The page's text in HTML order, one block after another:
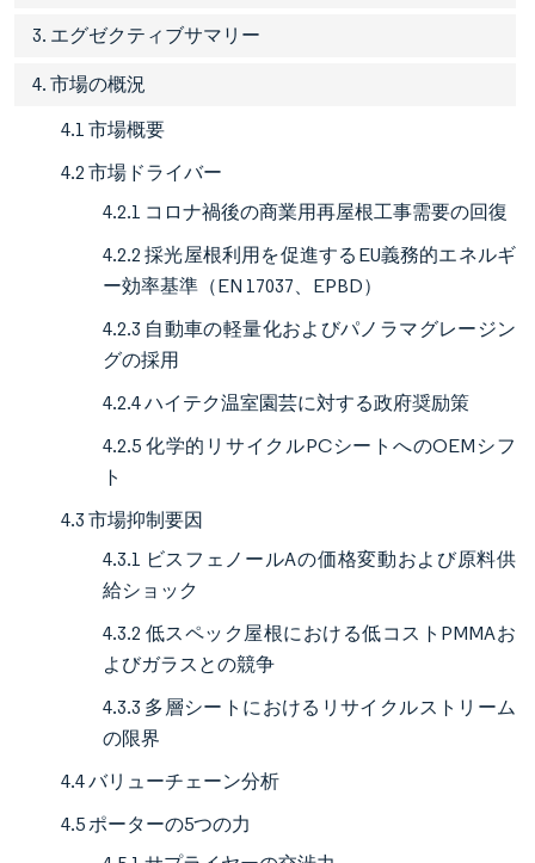
3. エグゼクティブサマリー
4. 市場の概況
4.1 市場概要
4.2 市場ドライバー
4.2.1 コロナ禍後の商業用再屋根工事需要の回復
4.2.2 採光屋根利用を促進するEU義務的エネルギ
ー効率基準（EN 17037、EPBD）
4.2.3 自動車の軽量化およびパノラマグレージン
グの採用
4.2.4 ハイテク温室園芸に対する政府奨励策
4.2.5 化学的リサイクルPCシートへのOEMシフ
ト
4.3 市場抑制要因
4.3.1 ビスフェノールAの価格変動および原料供
給ショック
4.3.2 低スペック屋根における低コストPMMAお
よびガラスとの競争
4.3.3 多層シートにおけるリサイクルストリーム
の限界
4.4 バリューチェーン分析
4.5 ポーターの5つの力